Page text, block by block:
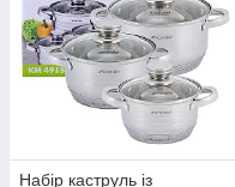
Набір каструль із